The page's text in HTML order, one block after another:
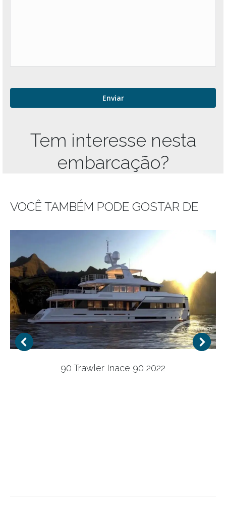
Tem interesse nesta
embarcação?
VOCÊ TAMBÉM PODE GOSTAR DE
90 Trawler Inace 90 2022